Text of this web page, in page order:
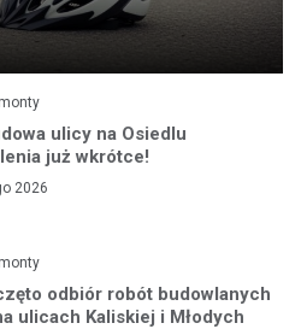
ulicy na Osiedlu
już wkrótce!
2026
odbiór robót budowlanych
ulicach Kaliskiej i Młodych